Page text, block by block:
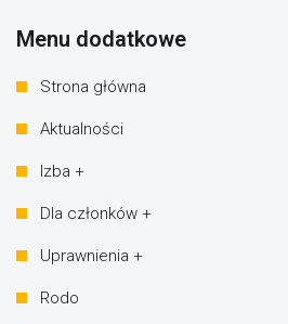
Menu dodatkowe
Strona główna
Aktualności
Izba +
Dla członków +
Uprawnienia +
Rodo